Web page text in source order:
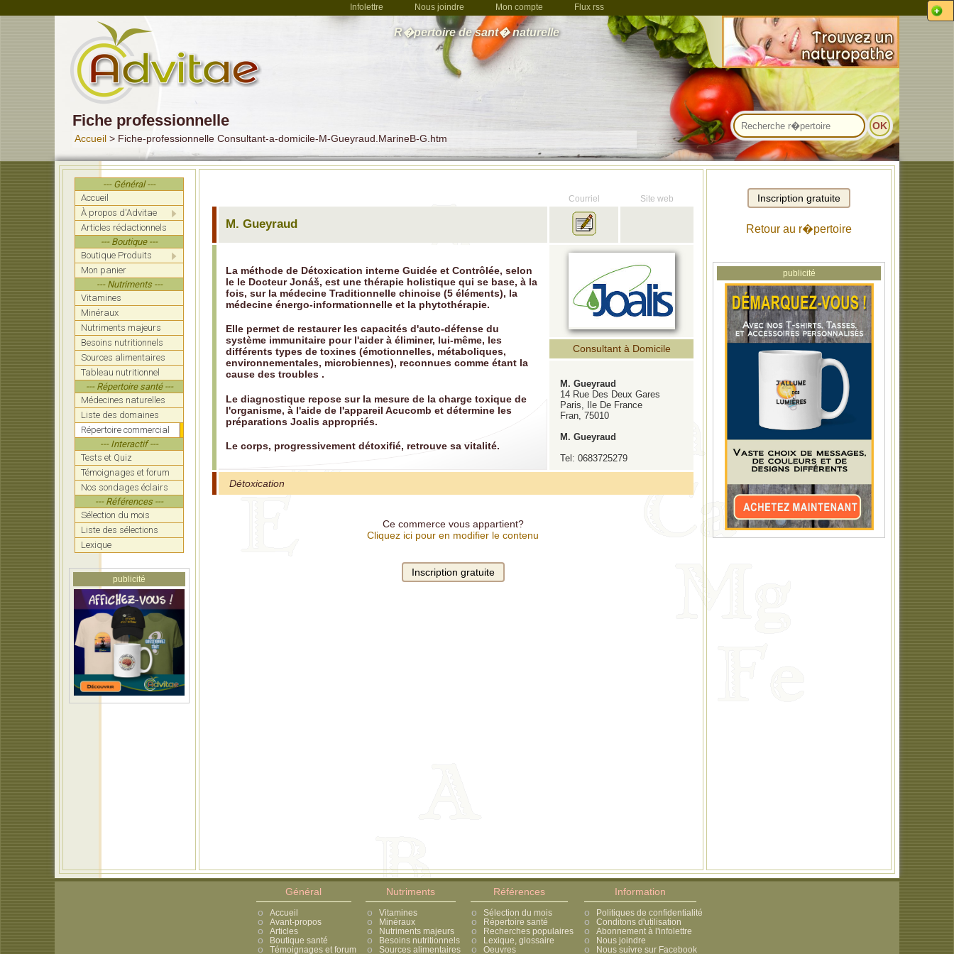
Infolettre Nous joindre Mon compte Flux rss
R�pertoire de sant� naturelle
Fiche professionnelle
Accueil > Fiche-professionnelle Consultant-a-domicile-M-Gueyraud.MarineB-G.htm
--- Général ---
Accueil
À propos d'Advitae
Articles rédactionnels
--- Boutique ---
Boutique Produits
Mon panier
--- Nutriments ---
Vitamines
Minéraux
Nutriments majeurs
Besoins nutritionnels
Sources alimentaires
Tableau nutritionnel
--- Répertoire santé ---
Médecines naturelles
Liste des domaines
Répertoire commercial
--- Interactif ---
Tests et Quiz
Témoignages et forum
Nos sondages éclairs
--- Références ---
Sélection du mois
Liste des sélections
Lexique
publicité
Courriel Site web
M. Gueyraud
La méthode de Détoxication interne Guidée et Contrôlée, selon
le le Docteur Jonáš, est une thérapie holistique qui se base, à la
fois, sur la médecine Traditionnelle chinoise (5 éléments), la
médecine énergo-informationnelle et la phytothérapie.
Elle permet de restaurer les capacités d'auto-défense du
système immunitaire pour l'aider à éliminer, lui-même, les
différents types de toxines (émotionnelles, métaboliques,
environnementales, microbiennes), reconnues comme étant la
cause des troubles .
Le diagnostique repose sur la mesure de la charge toxique de
l'organisme, à l'aide de l'appareil Acucomb et détermine les
préparations Joalis appropriés.
Le corps, progressivement détoxifié, retrouve sa vitalité.
Consultant à Domicile
M. Gueyraud
14 Rue Des Deux Gares
Paris, Ile De France
Fran, 75010
M. Gueyraud
Tel: 0683725279
Détoxication
Ce commerce vous appartient?
Cliquez ici pour en modifier le contenu
Retour au r�pertoire
publicité
Général
Accueil
Avant-propos
Articles
Boutique santé
Témoignages et forum
Nutriments
Vitamines
Minéraux
Nutriments majeurs
Besoins nutritionnels
Sources alimentaires
Références
Sélection du mois
Répertoire santé
Recherches populaires
Lexique, glossaire
Oeuvres
Information
Politiques de confidentialité
Conditons d'utilisation
Abonnement à l'infolettre
Nous joindre
Nous suivre sur Facebook